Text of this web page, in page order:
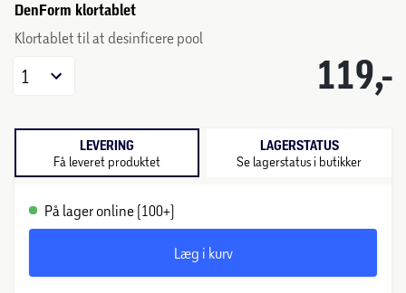
DenForm klortablet
Klortablet til at desinficere pool
119,-
1
LEVERING
Få leveret produktet
LAGERSTATUS
Se lagerstatus i butikker
På lager online (100+)
Læg i kurv